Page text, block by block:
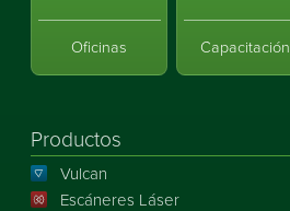
Oficinas Capacitación
Productos
Vulcan
Escáneres Láser